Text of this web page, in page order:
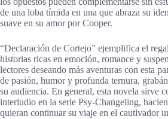
de una loba tímida en una que abraza su
suave en su amor por Cooper.
“Declaración de Cortejo” ejemplifica el
historias ricas en emoción, romance y
lectores deseando más aventuras con esta
de pasión, humor y profunda ternura,
su audiencia. En general, esta novela sirve
interludio en la serie Psy-Changeling,
quieran continuar su viaje en el cautivador